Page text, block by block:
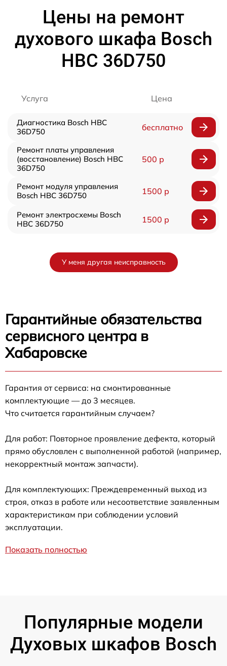
Цены на ремонт
духового шкафа Bosch
HBC 36D750
Услуга Цена
Диагностика Bosch HBC
36D750
бесплатно
Ремонт платы управления
(восстановление) Bosch HBC
36D750
500 р
Ремонт модуля управления
Bosch HBC 36D750
1500 р
Ремонт электросхемы Bosch
HBC 36D750
1500 р
У меня другая неисправность
Гарантийные обязательства
сервисного центра в
Хабаровске
Гарантия от сервиса: на смонтированные
комплектующие — до 3 месяцев.
Что считается гарантийным случаем?
Для работ: Повторное проявление дефекта, который
прямо обусловлен с выполненной работой (например,
некорректный монтаж запчасти).
Для комплектующих: Преждевременный выход из
строя, отказ в работе или несоответствие заявленным
характеристикам при соблюдении условий
эксплуатации.
Показать полностью
Популярные модели
Духовых шкафов Bosch